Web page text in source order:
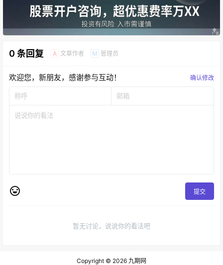
0 条回复 A 文章作者 M 管理员
欢迎您，新朋友，感谢参与互动！ 确认修改
提交
暂无讨论，说说你的看法吧
Copyright © 2026 九期网